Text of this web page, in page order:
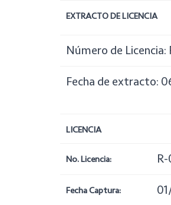
EXTRACTO DE LICENCIA
Número de Licencia:
Fecha de extracto:
LICENCIA
No. Licencia:
Fecha Captura: